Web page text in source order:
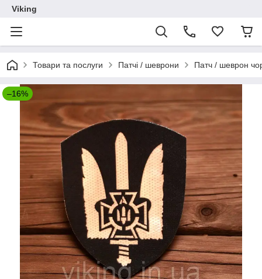
Viking
Товари та послуги Патчі / шеврони Патч / шеврон
–16%